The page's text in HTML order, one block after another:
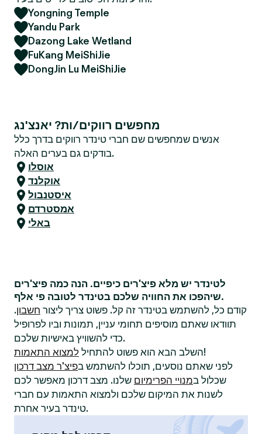
Yongning Temple
Yandu Park
Dazong Lake Wetland
FuKang MeiShiJie
DongJin Lu MeiShiJie
מחפשים רווקים/ות? יאנצ'נג
אנשים שמחפשים שם חברי טינדר רווקים בדרך כלל
בודקים גם בערים האלה.
אוסלו
אוקלנד
איסטנבול
אמסטרדם
באלי
לטינדר יש מלא פיצ'רים כיפיים. הנה כמה פיצ'רים
שיהפכו את החוויה שלכם בטינדר לטובה פי אלף.
קודם כל, להשתמש בטינדר זה קל. פשוט צריך ליצור חשבון.
תוודאו שאתם מוסיפים תחומי עניין, תמונות וביו לפרופיל
כדי להשוויץ באישיות שלכם.
השלב הבא הוא פשוט להתחיל למצוא התאמות
!
לפני שאתם נוסעים, תוכלו להשתמש בפיצ'ר מצב דרכון
שכלול במנויי הפרימיום שלנו. מצב דרכון מאפשר לכם
לשנות את המיקום שלכם ולמצוא התאמות עם חברי
טינדר בעיר אחרת.